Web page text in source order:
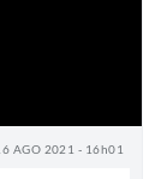
AGO 2021 - 16h01